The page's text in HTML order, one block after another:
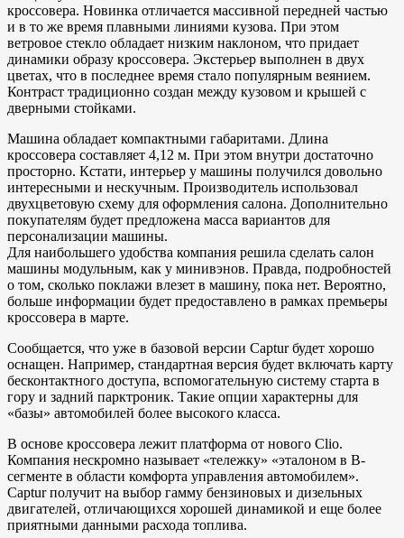
кроссовера. Новинка отличается массивной передней частью
и в то же время плавными линиями кузова. При этом
ветровое стекло обладает низким наклоном, что придает
динамики образу кроссовера. Экстерьер выполнен в двух
цветах, что в последнее время стало популярным веянием.
Контраст традиционно создан между кузовом и крышей с
дверными стойками.
Машина обладает компактными габаритами. Длина
кроссовера составляет 4,12 м. При этом внутри достаточно
просторно. Кстати, интерьер у машины получился довольно
интересными и нескучным. Производитель использовал
двухцветовую схему для оформления салона. Дополнительно
покупателям будет предложена масса вариантов для
персонализации машины.
Для наибольшего удобства компания решила сделать салон
машины модульным, как у минивэнов. Правда, подробностей
о том, сколько поклажи влезет в машину, пока нет. Вероятно,
больше информации будет предоставлено в рамках премьеры
кроссовера в марте.
Сообщается, что уже в базовой версии Captur будет хорошо
оснащен. Например, стандартная версия будет включать карту
бесконтактного доступа, вспомогательную систему старта в
гору и задний парктроник. Такие опции характерны для
«базы» автомобилей более высокого класса.
В основе кроссовера лежит платформа от нового Clio.
Компания нескромно называет «тележку» «эталоном в B-
сегменте в области комфорта управления автомобилем».
Captur получит на выбор гамму бензиновых и дизельных
двигателей, отличающихся хорошей динамикой и еще более
приятными данными расхода топлива.